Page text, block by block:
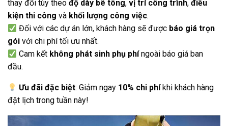
thay đổi tùy theo độ dày bê tông, vị trí công trình, điều
kiện thi công và khối lượng công việc.
Đối với các dự án lớn, khách hàng sẽ được báo giá trọn
gói với chi phí tối ưu nhất.
Cam kết không phát sinh phụ phíngoài báo giá ban
đầu.
Ưu đãi đặc biệt: Giảm ngay 10% chi phíkhi khách hàng
đặt lịch trong tuần này!